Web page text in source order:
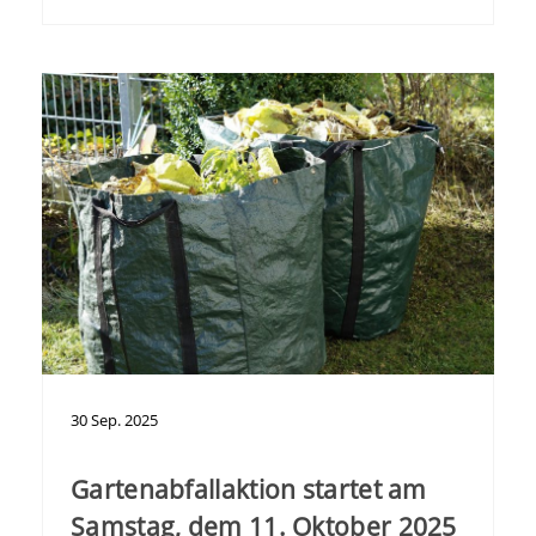
30Sep.2025
Gartenabfallaktion startet am
Samstag, dem 11. Oktober 2025